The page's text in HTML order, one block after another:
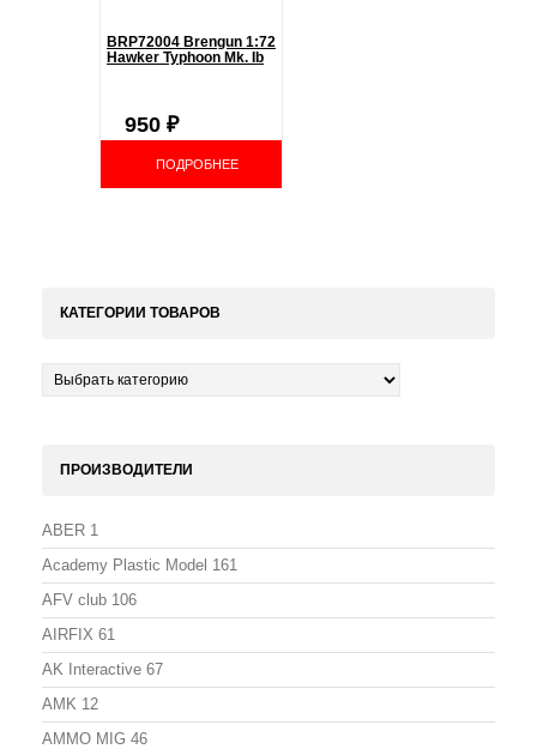
BRP72004 Brengun 1:72
Hawker Typhoon Mk. Ib
950 ₽
ПОДРОБНЕЕ
КАТЕГОРИИ ТОВАРОВ
ПРОИЗВОДИТЕЛИ
ABER 1
Academy Plastic Model 161
AFV club 106
AIRFIX 61
AK Interactive 67
AMK 12
AMMO MIG 46